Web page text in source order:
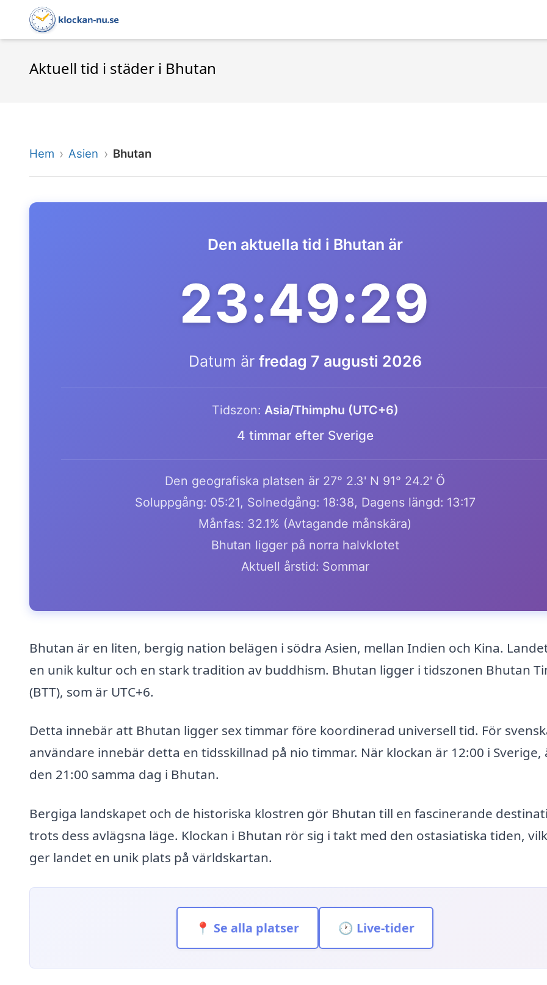
Aktuell tid i städer i Bhutan
Hem Asien Bhutan
Den aktuella tid i Bhutan är
23:49:29
Datum är fredag 7 augusti 2026
Tidszon: Asia/Thimphu (UTC+6)
4 timmar efter Sverige
Den geografiska platsen är 27° 2.3' N 91° 24.2' Ö
Soluppgång: 05:21, Solnedgång: 18:38, Dagens längd: 13:17
Månfas: 32.1% (Avtagande månskära)
Bhutan ligger på norra halvklotet
Aktuell årstid: Sommar
Bhutan är en liten, bergig nation belägen i södra Asien, mellan Indien och Kina.
en unik kultur och en stark tradition av buddhism. Bhutan ligger i tidszonen Bhutan
(BTT), som är UTC+6.
Detta innebär att Bhutan ligger sex timmar före koordinerad universell tid. För
användare innebär detta en tidsskillnad på nio timmar. När klockan är 12:00 i Sverige,
den 21:00 samma dag i Bhutan.
Bergiga landskapet och de historiska klostren gör Bhutan till en fascinerande
trots dess avlägsna läge. Klockan i Bhutan rör sig i takt med den ostasiatiska tiden,
ger landet en unik plats på världskartan.
📍 Se alla platser 🕐 Live-tider